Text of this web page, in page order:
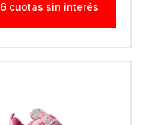
6 cuotas sin interés